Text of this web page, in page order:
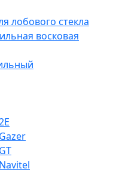
лобового стекла
восковая